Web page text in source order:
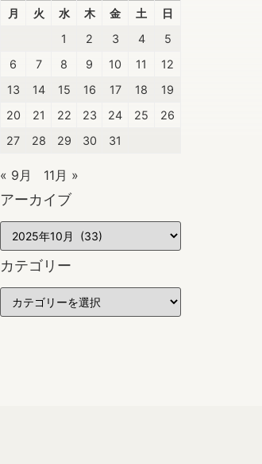
月
火 水 木 金 土
日
1
2 3 4
5
6
7 8 9 10 11
12
13
14 15 16 17 18
19
20
21 22 23 24 25
26
27
28 29 30 31
« 9月 11月 »
アーカイブ
カテゴリー